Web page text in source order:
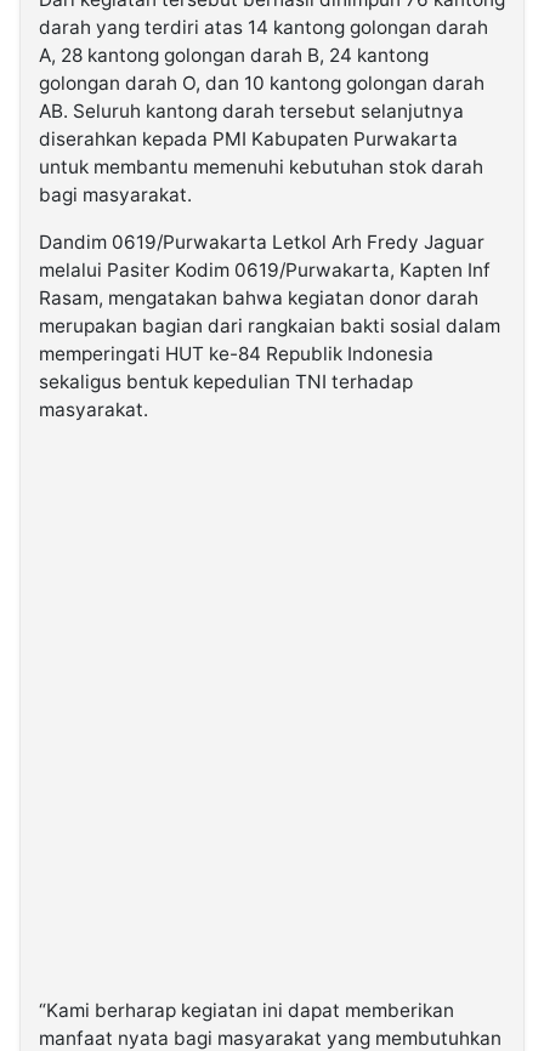
darah yang terdiri atas 14 kantong golongan darah
A, 28 kantong golongan darah B, 24 kantong
golongan darah O, dan 10 kantong golongan darah
AB. Seluruh kantong darah tersebut selanjutnya
diserahkan kepada PMI Kabupaten Purwakarta
untuk membantu memenuhi kebutuhan stok darah
bagi masyarakat.
Dandim 0619/Purwakarta Letkol Arh Fredy Jaguar
melalui Pasiter Kodim 0619/Purwakarta, Kapten Inf
Rasam, mengatakan bahwa kegiatan donor darah
merupakan bagian dari rangkaian bakti sosial dalam
memperingati HUT ke-84 Republik Indonesia
sekaligus bentuk kepedulian TNI terhadap
masyarakat.
“Kami berharap kegiatan ini dapat memberikan
manfaat nyata bagi masyarakat yang membutuhkan